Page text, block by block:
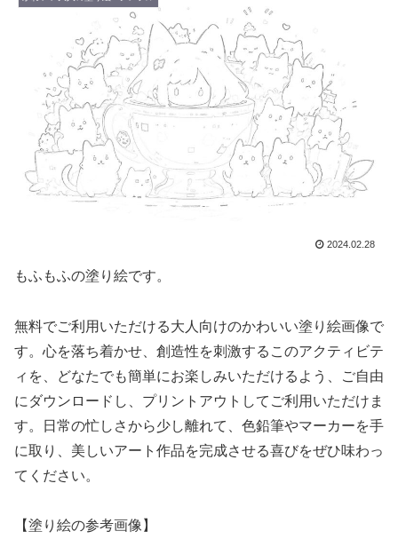
2024.02.28
もふもふの塗り絵です。
無料でご利用いただける大人向けのかわいい塗り絵画像で
す。心を落ち着かせ、創造性を刺激するこのアクティビテ
ィを、どなたでも簡単にお楽しみいただけるよう、ご自由
にダウンロードし、プリントアウトしてご利用いただけま
す。日常の忙しさから少し離れて、色鉛筆やマーカーを手
に取り、美しいアート作品を完成させる喜びをぜひ味わっ
てください。
【塗り絵の参考画像】